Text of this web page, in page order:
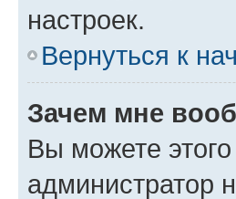
настроек.
Вернуться к
Зачем мне
Вы можете этого
администратор